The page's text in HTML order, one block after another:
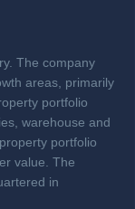
The company
areas, primarily
portfolio
warehouse and
portfolio
value. The
in